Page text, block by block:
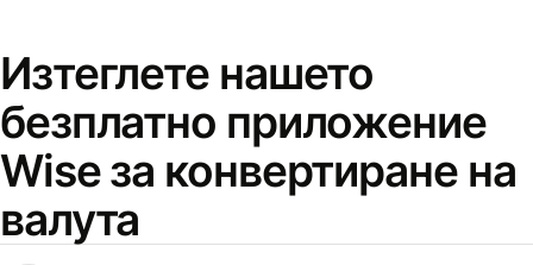
Изтеглете нашето
безплатно приложение
Wise за конвертиране на
валута